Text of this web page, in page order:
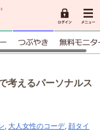
考えるパーソナルス
, 大人女性のコーデ, 顔タイ